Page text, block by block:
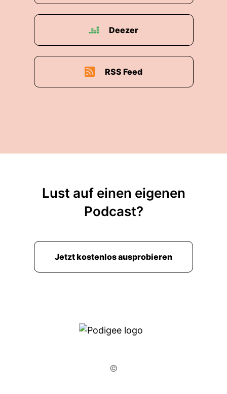
Deezer
RSS Feed
Lust auf einen eigenen
Podcast?
Jetzt kostenlos ausprobieren
©